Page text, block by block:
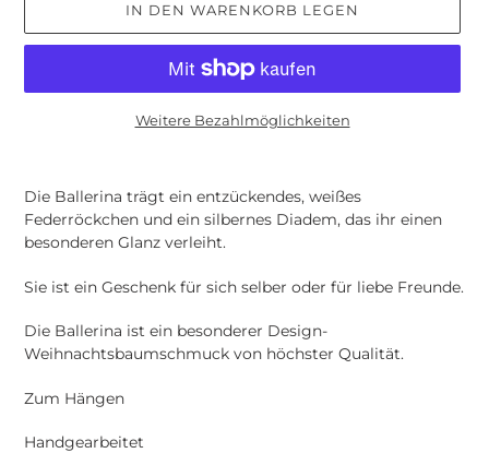
IN DEN WARENKORB LEGEN
Weitere Bezahlmöglichkeiten
wird
zum
Warenkorb
Die Ballerina trägt ein entzückendes, weißes
Federröckchen und ein silbernes Diadem, das ihr einen
besonderen Glanz verleiht.
Sie ist ein Geschenk für sich selber oder für liebe Freunde.
Die Ballerina ist ein besonderer Design-
Weihnachtsbaumschmuck von höchster Qualität.
Zum Hängen
Handgearbeitet